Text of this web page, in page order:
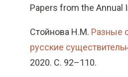
Papers from the Annual
Стойнова Н.М. Разные
русские
2020. С. 92–110.